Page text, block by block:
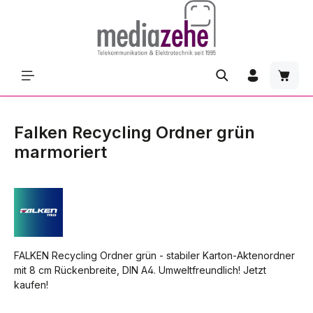
Falken Recycling Ordner grün
marmoriert
FALKEN Recycling Ordner grün - stabiler Karton-Aktenordner
mit 8 cm Rückenbreite, DIN A4. Umweltfreundlich! Jetzt
kaufen!